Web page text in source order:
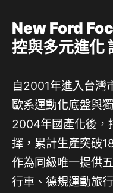
New Ford
控與多元進化
自2001年進入台灣
歐系運動化底盤與
2004年國產化後，
擇，累計生產突破
作為同級唯一提供
行車、德規運動旅